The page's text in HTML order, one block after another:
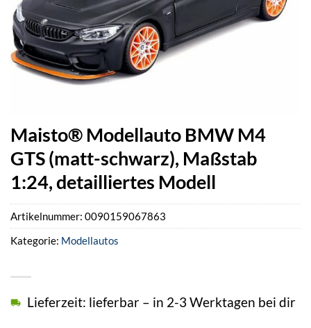
Maisto® Modellauto BMW M4
GTS (matt-schwarz), Maßstab
1:24, detailliertes Modell
Lieferzeit: lieferbar – in 2-3 Werktagen bei dir
Artikelnummer: 0090159067863
Kategorie: Modellautos